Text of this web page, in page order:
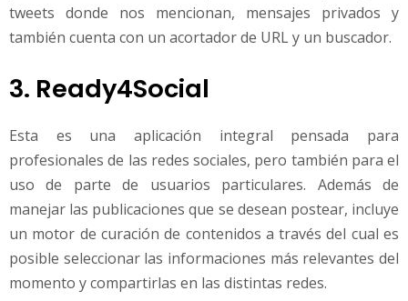
tweets donde nos mencionan, mensajes privados y
también cuenta con un acortador de URL y un buscador.
3. Ready4Social
Esta es una aplicación integral pensada para
profesionales de las redes sociales, pero también para el
uso de parte de usuarios particulares. Además de
manejar las publicaciones que se desean postear, incluye
un motor de curación de contenidos a través del cual es
posible seleccionar las informaciones más relevantes del
momento y compartirlas en las distintas redes.